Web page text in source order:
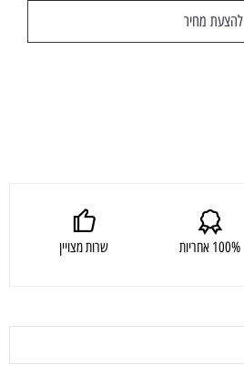
להצעת מחיר
100% אחריות שרות מצויין